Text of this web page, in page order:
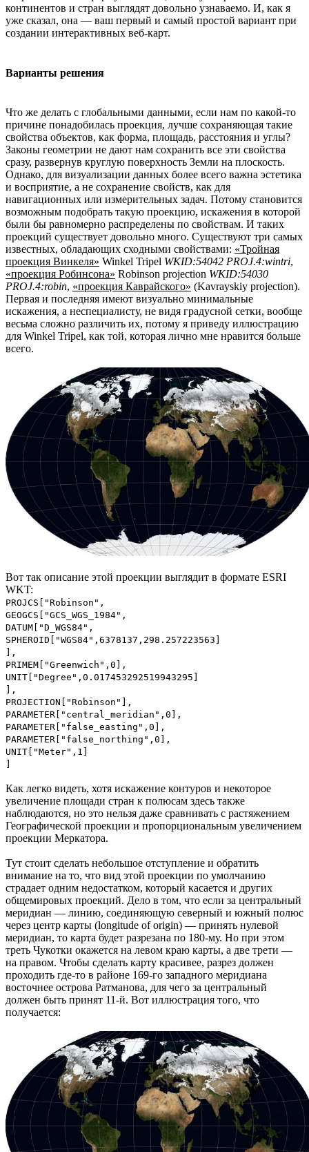
континентов и стран выглядят довольно узнаваемо. И, как я
уже сказал, она — ваш первый и самый простой вариант при
создании интерактивных веб-карт.
Варианты решения
Что же делать с глобальными данными, если нам по какой-то
причине понадобилась проекция, лучше сохраняющая такие
свойства объектов, как форма, площадь, расстояния и углы?
Законы геометрии не дают нам сохранить все эти свойства
сразу, развернув круглую поверхность Земли на плоскость.
Однако, для визуализации данных более всего важна эстетика
и восприятие, а не сохранение свойств, как для
навигационных или измерительных задач. Потому становится
возможным подобрать такую проекцию, искажения в которой
были бы равномерно распределены по свойствам. И таких
проекций существует довольно много. Существуют три самых
известных, обладающих сходными свойствами: «Тройная
проекция Винкеля» Winkel Tripel WKID:54042 PROJ.4:wintri,
«проекция Робинсона» Robinson projection WKID:54030
PROJ.4:robin, «проекция Каврайского» (Kavrayskiy projection).
Первая и последняя имеют визуально минимальные
искажения, а неспециалисту, не видя градусной сетки, вообще
весьма сложно различить их, потому я приведу иллюстрацию
для Winkel Tripel, как той, которая лично мне нравится больше
всего.
Вот так описание этой проекции выглядит в формате ESRI
WKT:
PROJCS["Robinson",
GEOGCS["GCS_WGS_1984",
DATUM["D_WGS84",
SPHEROID["WGS84",6378137,298.257223563]
],
PRIMEM["Greenwich",0],
UNIT["Degree",0.017453292519943295]
],
PROJECTION["Robinson"],
PARAMETER["central_meridian",0],
PARAMETER["false_easting",0],
PARAMETER["false_northing",0],
UNIT["Meter",1]
Как легко видеть, хотя искажение контуров и некоторое
увеличение площади стран к полюсам здесь также
наблюдаются, но это нельзя даже сравнивать с растяжением
Географической проекции и пропорциональным увеличением
проекции Меркатора.
Тут стоит сделать небольшое отступление и обратить
внимание на то, что вид этой проекции по умолчанию
страдает одним недостатком, который касается и других
общемировых проекций. Дело в том, что если за центральный
меридиан — линию, соединяющую северный и южный полюс
через центр карты (longitude of origin) — принять нулевой
меридиан, то карта будет разрезана по 180-му. Но при этом
треть Чукотки окажется на левом краю карты, а две трети —
на правом. Чтобы сделать карту красивее, разрез должен
проходить где-то в районе 169-го западного меридиана
восточнее острова Ратманова, для чего за центральный
должен быть принят 11-й. Вот иллюстрация того, что
получается: